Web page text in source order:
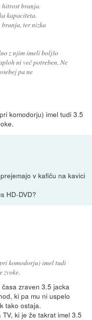
hitrost branja.
kapaciteta.
branja, ter nizka
z njim imeli boljšo
ni več potreben. Ne
pa ne
komodorju) imel tudi 3.5
v kafiču na kavici
HD-DVD?
komodorju) imel tudi
zvoke.
zraven 3.5 jacka
ki pa mu ni uspelo
tako ostaja.
ki je že takrat imel 3.5